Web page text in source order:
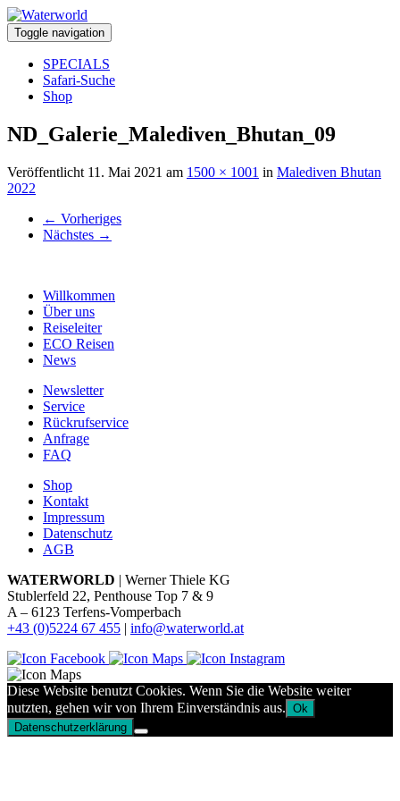
Toggle navigation
SPECIALS
Safari-Suche
Shop
ND_Galerie_Malediven_Bhutan_09
Veröffentlicht 11. Mai 2021 am 1500 × 1001 in Malediven Bhutan
2022
← Vorheriges
Nächstes →
Willkommen
Über uns
Reiseleiter
ECO Reisen
News
Newsletter
Service
Rückrufservice
Anfrage
FAQ
Shop
Kontakt
Impressum
Datenschutz
AGB
WATERWORLD | Werner Thiele KG
Stublerfeld 22, Penthouse Top 7 & 9
A – 6123 Terfens-Vomperbach
+43 (0)5224 67 455 | info@waterworld.at
Diese Website benutzt Cookies. Wenn Sie die Website weiter
nutzten, gehen wir von Ihrem Einverständnis aus. Ok
Datenschutzerklärung